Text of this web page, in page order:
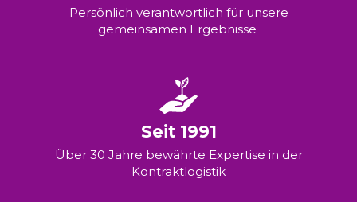
Persönlich verantwortlich für unsere
gemeinsamen Ergebnisse
Seit 1991
Über 30 Jahre bewährte Expertise in der
Kontraktlogistik